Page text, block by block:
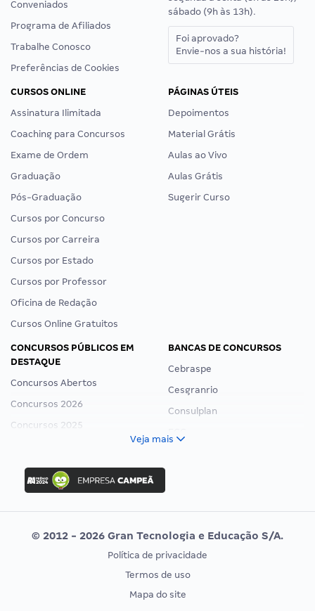
Conveniados
Programa de Afiliados
Trabalhe Conosco
Preferências de Cookies
sábado (9h às 13h).
Foi aprovado?
Envie-nos a sua história!
CURSOS ONLINE
Assinatura Ilimitada
Coaching para Concursos
Exame de Ordem
Graduação
Pós-Graduação
Cursos por Concurso
Cursos por Carreira
Cursos por Estado
Cursos por Professor
Oficina de Redação
Cursos Online Gratuitos
PÁGINAS ÚTEIS
Depoimentos
Material Grátis
Aulas ao Vivo
Aulas Grátis
Sugerir Curso
CONCURSOS PÚBLICOS EM
DESTAQUE
Concursos Abertos
Concursos 2026
Concursos 2025
Concurso Ibama
Concurso MPU
Editais publicados
BANCAS DE CONCURSOS
Cebraspe
Cesgranrio
Consulplan
Vunesp
CONCURSOS POR PROFISSÃO
EXAME DE ORDEM
Veja mais
© 2012 - 2026 Gran Tecnologia e Educação S/A.
Política de privacidade
Termos de uso
Mapa do site